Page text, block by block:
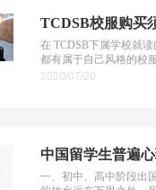
TCDSB校服购买
在 TCDSB下属学校就
都有属于自己风格的校
2020/07/20
中国留学生普遍
一、初中、高中阶段出